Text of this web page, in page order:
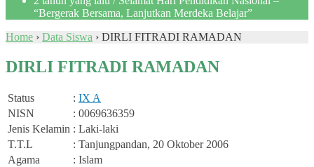
“Bergerak Bersama, Lanjutkan Merdeka Belajar”
Home › Data Siswa › DIRLI FITRADI RAMADAN
DIRLI FITRADI RAMADAN
Status : IX A
NISN
: 0069636359
Jenis Kelamin : Laki-laki
T.T.L
: Tanjungpandan, 20 Oktober 2006
Agama
: Islam